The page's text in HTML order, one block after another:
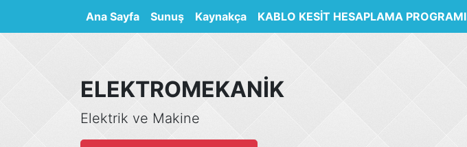
Ana Sayfa(current)
Sunuş Kaynakça KABLO KESİT HESAPLAMA PROGRAMI
ELEKTROMEKANİK
Elektrik ve Makine